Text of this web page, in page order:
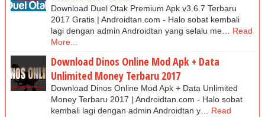
Download Duel Otak Premium Apk v3.6.7 Terbaru
2017 Gratis | Androidtan.com - Halo sobat kembali
lagi dengan admin Androidtan yang selalu me…
Read
More...
Download Dinos Online Mod Apk + Data
Unlimited Money Terbaru 2017
Download Dinos Online Mod Apk + Data Unlimited
Money Terbaru 2017 | Androidtan.com - Halo sobat
kembali lagi dengan admin Androidtan y…
Read